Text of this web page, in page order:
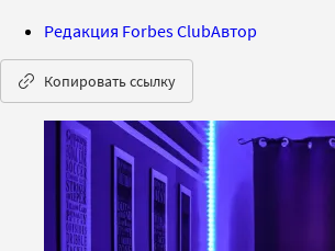
Редакция Forbes ClubАвтор
Копировать ссылку